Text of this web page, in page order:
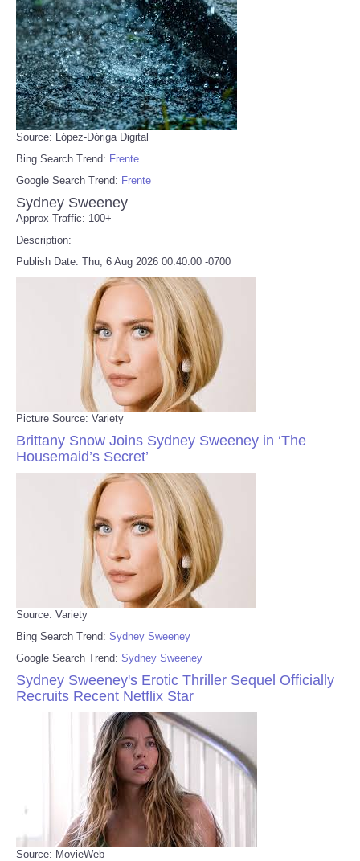
Source: López-Dóriga Digital
Bing Search Trend: Frente
Google Search Trend: Frente
Sydney Sweeney
Approx Traffic: 100+
Description:
Publish Date: Thu, 6 Aug 2026 00:40:00 -0700
Picture Source: Variety
Brittany Snow Joins Sydney Sweeney in ‘The
Housemaid’s Secret’
Source: Variety
Bing Search Trend: Sydney Sweeney
Google Search Trend: Sydney Sweeney
Sydney Sweeney's Erotic Thriller Sequel Officially
Recruits Recent Netflix Star
Source: MovieWeb